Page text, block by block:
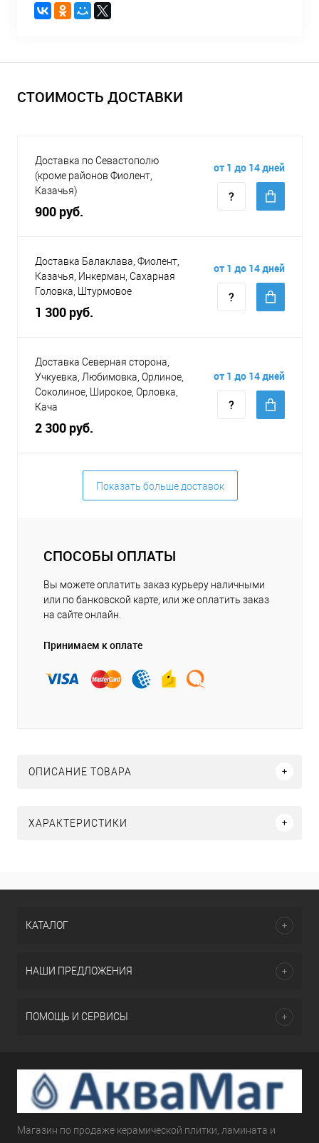
СТОИМОСТЬ ДОСТАВКИ
Доставка по Севастополю
(кроме районов Фиолент,
Казачья)
900 руб.
от 1 до 14 дней
Доставка Балаклава, Фиолент,
Казачья, Инкерман, Сахарная
Головка, Штурмовое
1 300 руб.
от 1 до 14 дней
Доставка Северная сторона,
Учкуевка, Любимовка, Орлиное,
Соколиное, Широкое, Орловка,
Кача
2 300 руб.
от 1 до 14 дней
Показать больше доставок
СПОСОБЫ ОПЛАТЫ
Вы можете оплатить заказ курьеру наличными
или по банковской карте, или же оплатить заказ
на сайте онлайн.
Принимаем к оплате
ОПИСАНИЕ ТОВАРА
ХАРАКТЕРИСТИКИ
КАТАЛОГ
НАШИ ПРЕДЛОЖЕНИЯ
ПОМОЩЬ И СЕРВИСЫ
Магазин по продаже керамической плитки, ламината и